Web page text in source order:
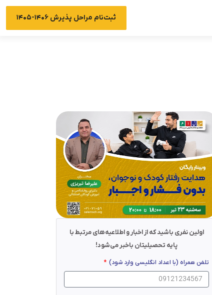
ثبت‌نام مراحل پذیرش ۱۴۰۶-۱۴۰۵
اولین نفری باشید که از اخبار و اطلاعیه‌های مرتبط با
پایه تحصیلیتان باخبر می‌شود!
تلفن همراه (با اعداد انگلیسی وارد شود)